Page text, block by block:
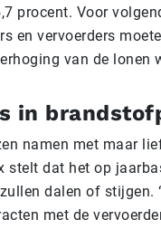
procent. Voor
en vervoerders
van de lonen
in
namen met maar
stelt dat het op
dalen of stijgen.
met de